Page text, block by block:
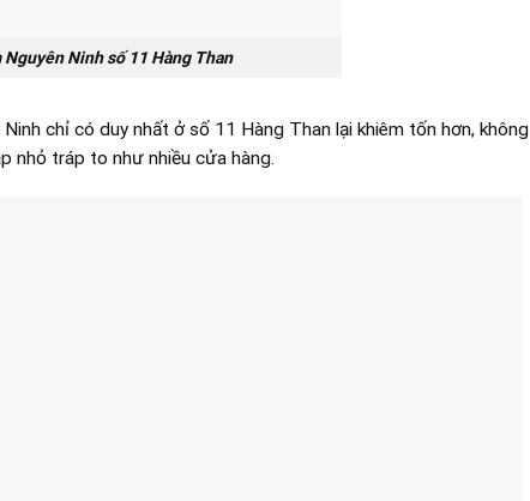
Nguyên Ninh số 11 Hàng Than
chỉ có duy nhất ở số 11 Hàng Than lại khiêm tốn hơn, không
nhỏ tráp to như nhiều cửa hàng.